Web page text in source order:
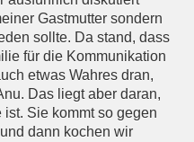
Gastmutter sondern
sollte. Da stand, dass
für die Kommunikation
etwas Wahres dran,
Das liegt aber daran,
Sie kommt so gegen
dann kochen wir